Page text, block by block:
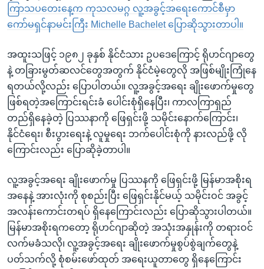
ကြာသပတေးနေ့က ကုသလမဂ္ဂ လူ့အခွင့်အရေးကောင်စီမှာ
ကော်မရှင်နာမင်းကြီး Michelle Bachelet ပြောဆိုသွားတာပါ။
အထူးသဖြင့် ၁၉၈၂ ခုနှစ် နိုင်ငံသား ဥပဒေကြောင့် ရိုဟင်ဂျာတွေ
နဲ့ တခြားမွတ်ဆလင်တွေအတွက် နိုင်ငံမဲ့တွေလို အဖြစ်မျိုးကြုံနေ
ရတယ်လို့လည်း ပြောပါတယ်။ လူ့အခွင့်အရေး ချိုးဖောက်မှုတွေ
ဖြစ်ရတဲ့အကြောင်းရင်းခံ ပေါင်းစုံရှိနေပြီး၊ ကာလကြာရှည်
တည်ရှိနေခဲ့တဲ့ ပြဿနာကို ဖြေရှင်းဖို့ သမိုင်းနောက်ကြောင်း၊
နိုင်ငံရေး၊ စီးပွားရေးနဲ့ လူမှုရေး ဘက်ပေါင်းစုံကို နားလည်ဖို့ လို
ကြောင်းလည်း ပြောဆိုခဲ့တာပါ။
လူ့အခွင့်အရေး ချိုးဖောက်မှု ပြဿနကို ဖြေရှင်းဖို့ မြန်မာအစိုးရ
အနေနဲ့ အားလုံးကို စုစည်းပြီး ဖြေရှင်းနိုင်မယ့် သမိုင်းဝင် အခွင့်
အလန်းကောင်းတရပ် ရှိနေကြောင်းလည်း ပြောဆိုသွားပါတယ်။
မြန်မာအစိုးရကတော့ ရိုဟင်ဂျာဆိုတဲ့ အသုံးအနှုန်းကို တရားဝင်
လက်မခံသလို၊ လူ့အခွင့်အရေး ချိုးဖောက်မှုစွပ်စွဲချက်တွေနဲ့
ပတ်သက်လို့ စုံစမ်းဖော်ထုတ် အရေးယူတာတွေ ရှိနေကြောင်း